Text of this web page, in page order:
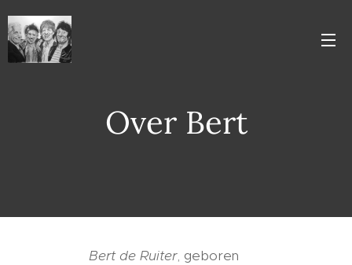
Over Bert
Bert de Ruiter, geboren